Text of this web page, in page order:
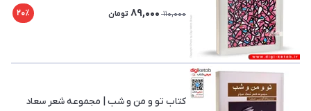
110,000
89,000 تومان 20٪
کتاب تو و من و شب | مجموعه شعر سعاد